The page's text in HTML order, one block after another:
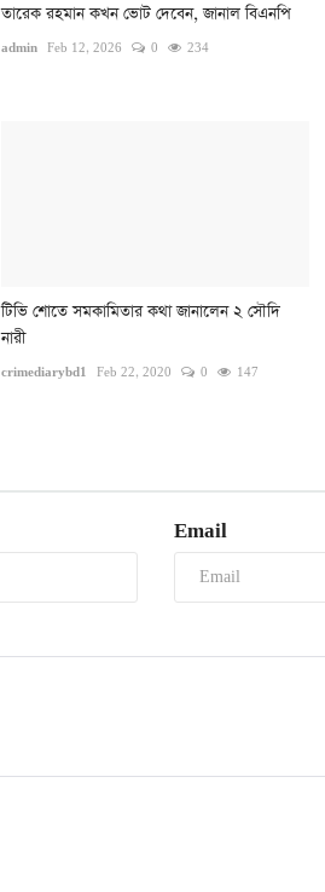
তারেক রহমান কখন ভোট দেবেন, জানাল বিএনপি
admin Feb 12, 2026 0 234
টিভি শোতে সমকামিতার কথা জানালেন ২ সৌদি
নারী
crimediarybd1 Feb 22, 2020 0 147
Email